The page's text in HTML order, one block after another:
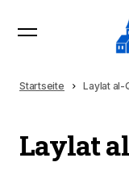
Startseite Laylat al-
Laylat